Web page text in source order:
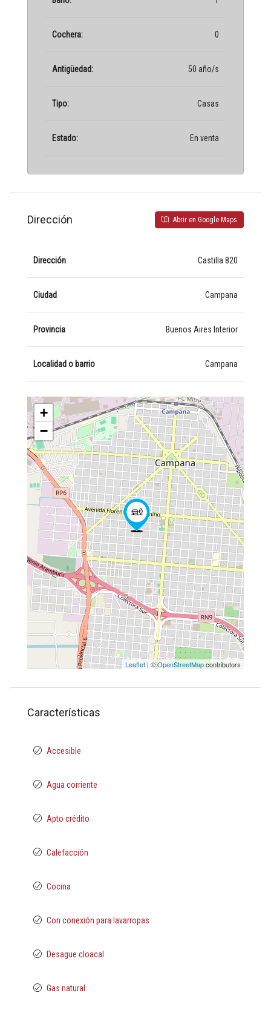
Cochera: 0
Antigüedad: 50 año/s
Tipo: Casas
Estado: En venta
Dirección Abrir en Google Maps
Dirección Castilla 820
Ciudad Campana
Provincia Buenos Aires Interior
Localidad o barrio Campana
+
−
Leaflet | ©OpenStreetMapcontributors
Características
Accesible
Agua corriente
Apto crédito
Calefacción
Cocina
Con conexión para lavarropas
Desague cloacal
Gas natural